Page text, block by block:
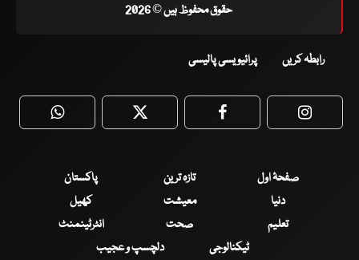
حقوق محفوظ ہیں © 2026
رابطہ کریں پرائیویسی پالیسی
WhatsApp Twitter Facebook
صفحۂ اول تازہ ترین
پاکستان
دنیا
معیشت
کھیل
تعلیم
صحت
انٹرٹینمنٹ
ٹیکنالوجی
دلچسپ و عجیب